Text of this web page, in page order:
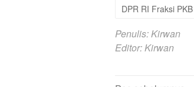
DPR RI Fraksi PKB
Penulis: Kirwan
Editor: Kirwan